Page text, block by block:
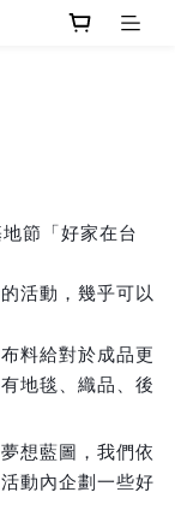
節「好家在台
活動，幾乎可以
料給對於成品更
地毯、織品、後
想藍圖，我們依
動內企劃一些好